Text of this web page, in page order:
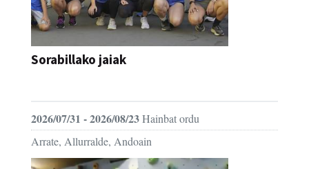
Sorabillako jaiak
2026/07/31 - 2026/08/23Hainbat ordu
Arrate, Allurralde, Andoain